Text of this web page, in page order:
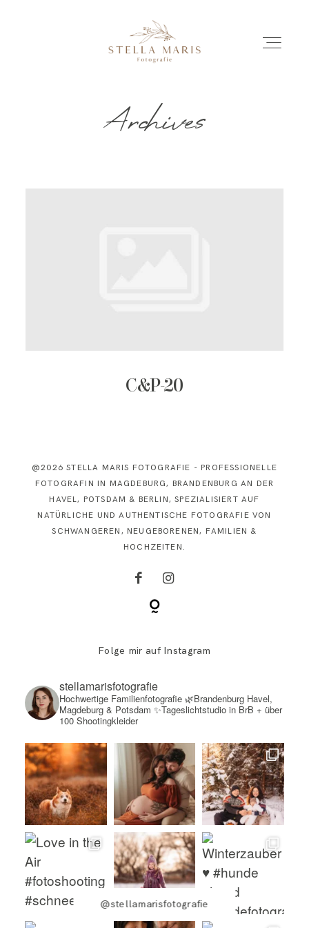
EINBLICKE
Archives
C&P-20
@2026 STELLA MARIS FOTOGRAFIE - PROFESSIONELLE
FOTOGRAFIN IN MAGDEBURG, BRANDENBURG AN DER
HAVEL, POTSDAM & BERLIN, SPEZIALISIERT AUF
NATÜRLICHE UND AUTHENTISCHE FOTOGRAFIE VON
SCHWANGEREN, NEUGEBORENEN, FAMILIEN &
HOCHZEITEN.
Folge mir auf Instagram
@stellamarisfotografie
stellamarisfotografie
Hochwertige Familienfotografie🌿Brandenburg Havel,
Magdeburg & Potsdam ✨Tageslichtstudio in BrB + über
100 Shootingkleider